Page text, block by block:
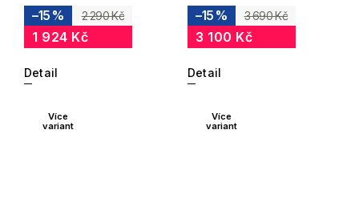
2 290 Kč
–15 %
1 924 Kč
Detail
3 690 Kč
–15 %
3 100 Kč
Detail
Více
variant
Více
variant